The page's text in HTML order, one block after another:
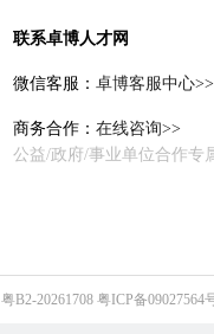
联系卓博人才网
微信客服： 卓博客服中心>>
商务合作： 在线咨询>>
公益/政府/事业单位合作专
粤B2-20261708 粤ICP备09027564